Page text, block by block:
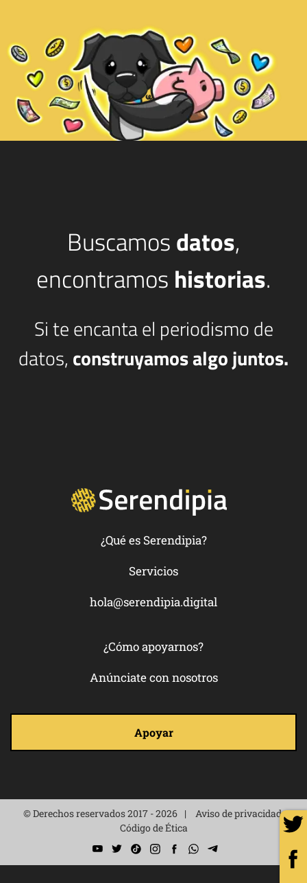
Buscamosdatos,
encontramos historias.
Si te encanta el periodismo de
datos, construyamos algo juntos.
¿Qué es Serendipia?
Servicios
hola@serendipia.digital
¿Cómo apoyarnos?
Anúnciate con nosotros
Apoyar
© Derechos reservados 2017 - 2026
Aviso de privacidad
Código de Ética